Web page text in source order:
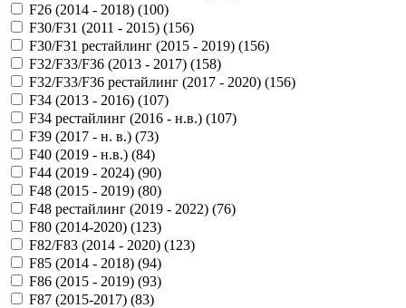
F26 (2014 - 2018) (100)
F30/F31 (2011 - 2015) (156)
F30/F31 рестайлинг (2015 - 2019) (156)
F32/F33/F36 (2013 - 2017) (158)
F32/F33/F36 рестайлинг (2017 - 2020) (156)
F34 (2013 - 2016) (107)
F34 рестайлинг (2016 - н.в.) (107)
F39 (2017 - н. в.) (73)
F40 (2019 - н.в.) (84)
F44 (2019 - 2024) (90)
F48 (2015 - 2019) (80)
F48 рестайлинг (2019 - 2022) (76)
F80 (2014-2020) (123)
F82/F83 (2014 - 2020) (123)
F85 (2014 - 2018) (94)
F86 (2015 - 2019) (93)
F87 (2015-2017) (83)